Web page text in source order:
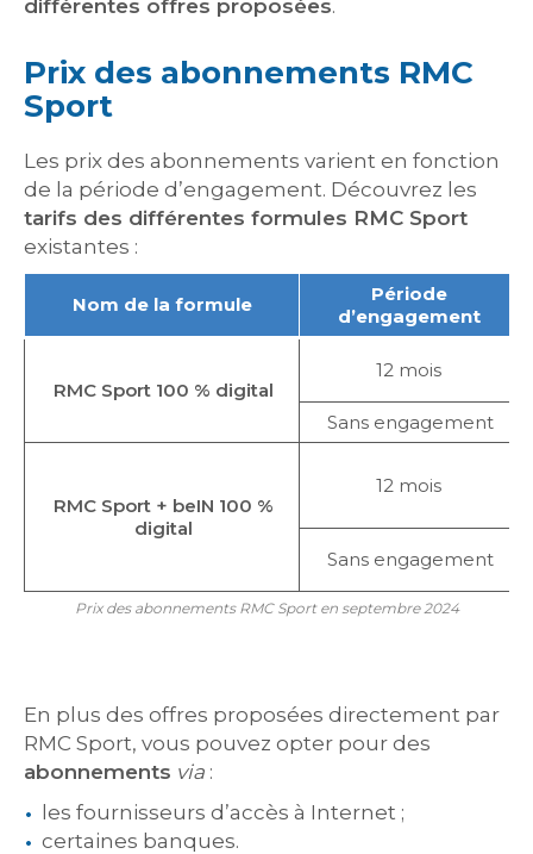
différentes offres proposées.
Prix des abonnements RMC
Sport
Les prix des abonnements varient en fonction
de la période d’engagement. Découvrez les
tarifs des différentes formules RMC Sport
existantes :
Nom de la formule
Période
d’engagement
RMC Sport 100 % digital
12 mois
Sans engagement
RMC Sport + beIN 100 %
digital
12 mois
Sans engagement
Prix des abonnements RMC Sport en septembre 2024
En plus des offres proposées directement par
RMC Sport, vous pouvez opter pour des
abonnements via :
les fournisseurs d’accès à Internet ;
certaines banques.